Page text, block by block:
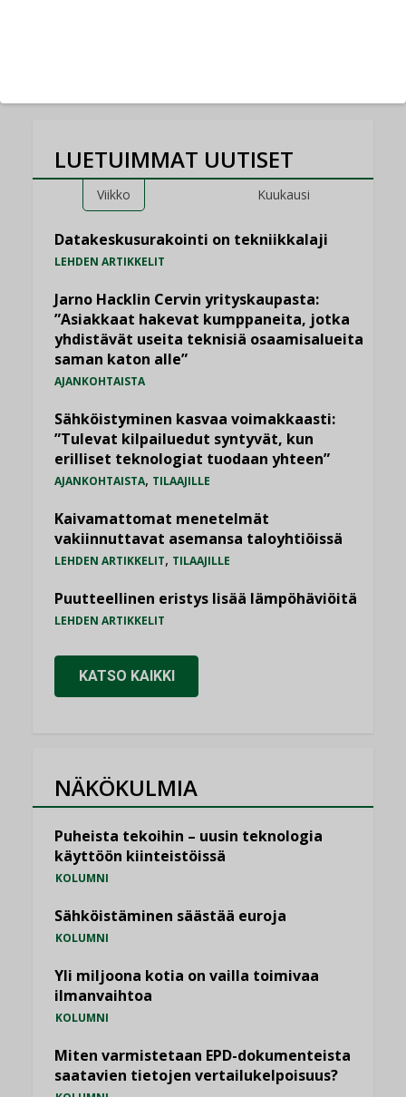
LUETUIMMAT UUTISET
Viikko Kuukausi
Datakeskusurakointi on tekniikkalaji
LEHDEN ARTIKKELIT
Jarno Hacklin Cervin yrityskaupasta:
”Asiakkaat hakevat kumppaneita, jotka
yhdistävät useita teknisiä osaamisalueita
saman katon alle”
AJANKOHTAISTA
Sähköistyminen kasvaa voimakkaasti:
”Tulevat kilpailuedut syntyvät, kun
erilliset teknologiat tuodaan yhteen”
AJANKOHTAISTA, TILAAJILLE
Kaivamattomat menetelmät
vakiinnuttavat asemansa taloyhtiöissä
LEHDEN ARTIKKELIT, TILAAJILLE
Puutteellinen eristys lisää lämpöhäviöitä
LEHDEN ARTIKKELIT
KATSO KAIKKI
NÄKÖKULMIA
Puheista tekoihin – uusin teknologia
käyttöön kiinteistöissä
KOLUMNI
Sähköistäminen säästää euroja
KOLUMNI
Yli miljoona kotia on vailla toimivaa
ilmanvaihtoa
KOLUMNI
Miten varmistetaan EPD-dokumenteista
saatavien tietojen vertailukelpoisuus?